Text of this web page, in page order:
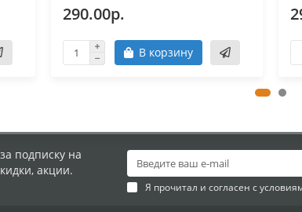
290.00р.
В корзину
подписку на
акции.
Я прочитал и согласен с